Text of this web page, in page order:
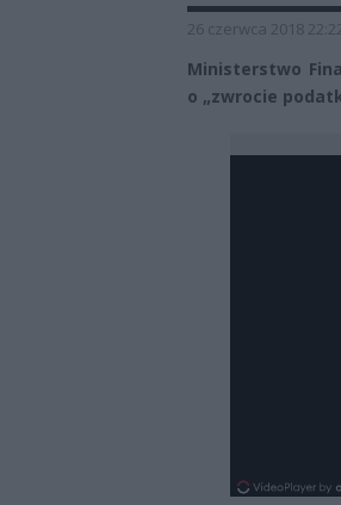
26 czerwca 2018
Ministerstwo
o „zwrocie